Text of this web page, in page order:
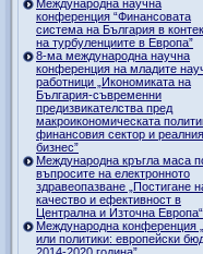
Международна научна
конференция “Финансовата
система на България в
на турбуленциите в Европа”
8-ма международна научна
конференция на младите
работници „Икономиката на
България-съвременни
предизвикателства пред
макроикономическата
финансовия сектор и реалния
бизнес”
Международна кръгла маса
въпросите на електронното
здравеопазване „Постигане
качество и ефективност в
Централна и Източна Европа“
Международна конференция
или политики: европейски